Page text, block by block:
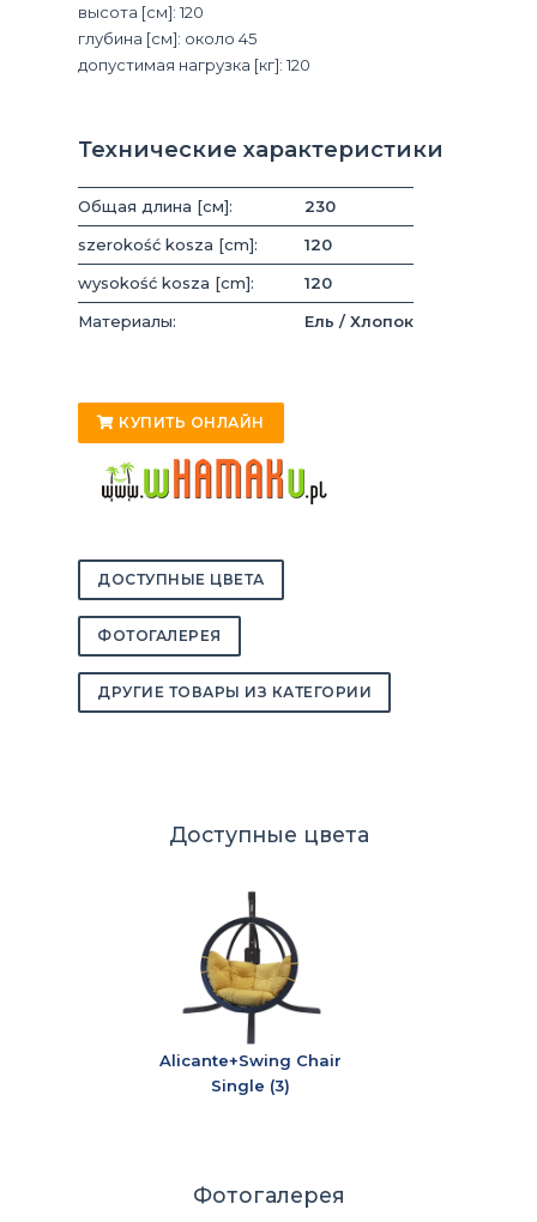
высота [см]: 120
глубина [см]: около 45
допустимая нагрузка [кг]: 120
Технические характеристики
Общая длина [см]:
230
szerokość kosza [cm]:
120
wysokość kosza [cm]:
120
Материалы:
Ель / Хлопок
КУПИТЬ ОНЛАЙН
ДОСТУПНЫЕ ЦВЕТА
ФОТОГАЛЕРЕЯ
ДРУГИЕ ТОВАРЫ ИЗ КАТЕГОРИИ
Доступные цвета
Alicante+Swing Chair
Single (3)
Фотогалерея